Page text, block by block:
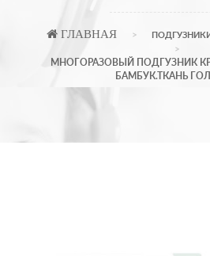
ГЛАВНАЯ
МНОГОРАЗОВЫЙ ПОДГУЗНИК
БАМБУК.ТКАНЬ